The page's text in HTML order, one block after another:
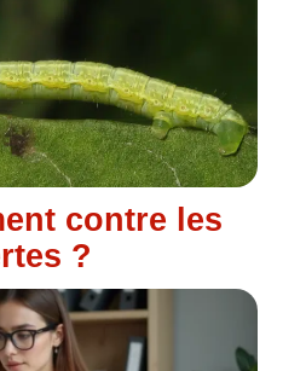
contre les
?